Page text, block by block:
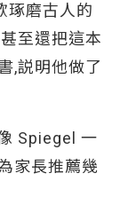
琢磨古人的
至還把這本
,説明他做了
Spiegel 一
家長推薦幾